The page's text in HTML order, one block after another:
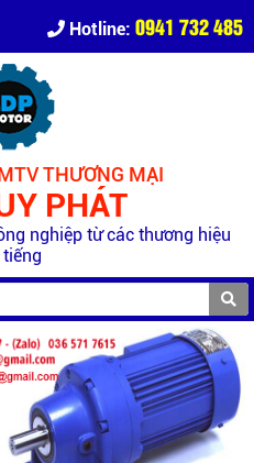
Hotline: 0941 732 485
THƯƠNG MẠI
PHÁT
nghiệp từ các thương hiệu